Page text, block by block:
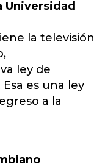
Universidad
la televisión
ley de
es una ley
a la